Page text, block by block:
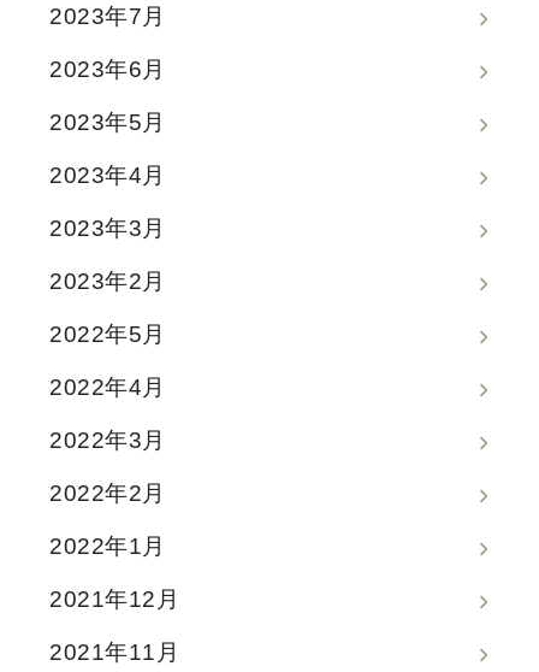
2023年7月
2023年6月
2023年5月
2023年4月
2023年3月
2023年2月
2022年5月
2022年4月
2022年3月
2022年2月
2022年1月
2021年12月
2021年11月